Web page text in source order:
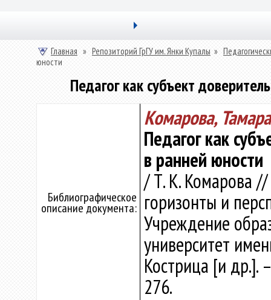
Главная » Репозиторий ГрГУ им. Янки Купалы »
юности
Педагог как субъект
Библиографическое
описание документа:
Комарова,
Педагог как
в ранней юности
/ Т. К. Комарова
горизонты и
Учреждение
университет
Кострица [и др.].
276.